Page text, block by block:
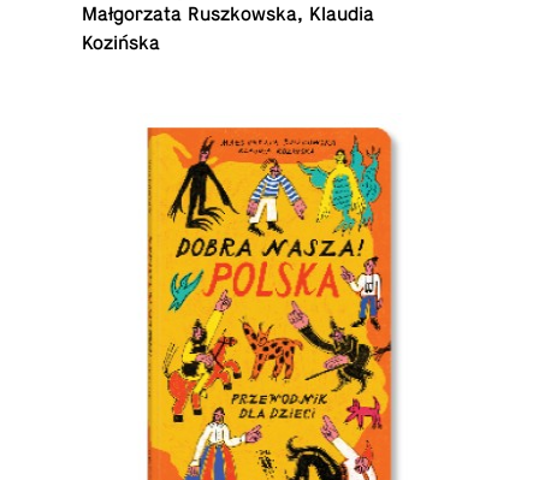
Małgorzata Ruszkowska, Klaudia
Kozińska